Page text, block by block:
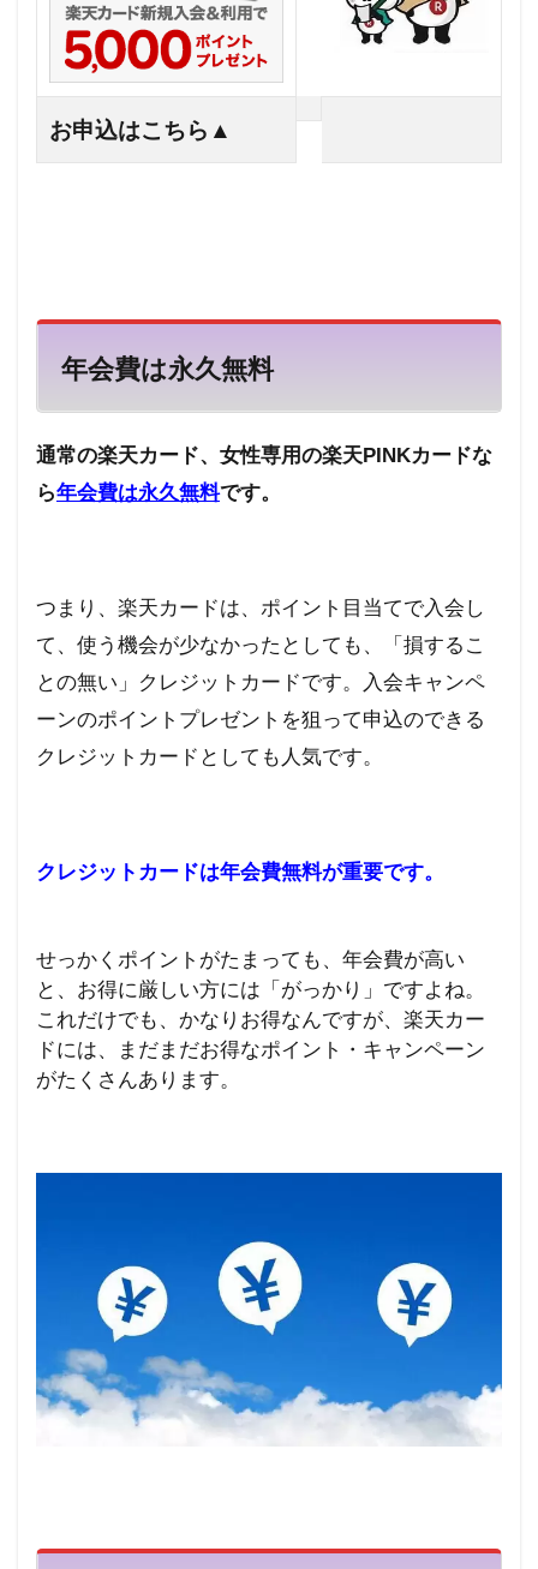
お申込はこちら▲
年会費は永久無料
通常の楽天カード、女性専用の楽天PINKカードな
ら年会費は永久無料です。
つまり、楽天カードは、ポイント目当てで入会し
て、使う機会が少なかったとしても、「損するこ
との無い」クレジットカードです。入会キャンペ
ーンのポイントプレゼントを狙って申込のできる
クレジットカードとしても人気です。
クレジットカードは年会費無料が重要です。
せっかくポイントがたまっても、年会費が高い
と、お得に厳しい方には「がっかり」ですよね。
これだけでも、かなりお得なんですが、楽天カー
ドには、まだまだお得なポイント・キャンペーン
がたくさんあります。